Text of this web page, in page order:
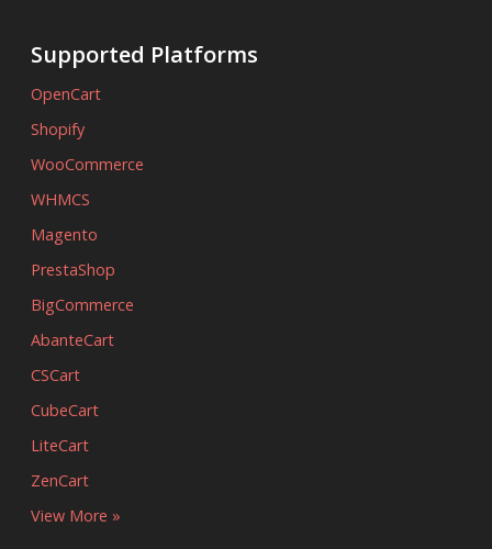
Supported Platforms
OpenCart
Shopify
WooCommerce
WHMCS
Magento
PrestaShop
BigCommerce
AbanteCart
CSCart
CubeCart
LiteCart
ZenCart
View More »